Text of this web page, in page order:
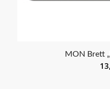
MON Brett